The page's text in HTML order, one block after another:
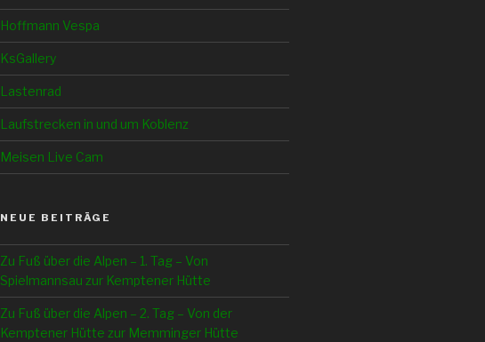
Hoffmann Vespa
KsGallery
Lastenrad
Laufstrecken in und um Koblenz
Meisen Live Cam
NEUE BEITRÄGE
Zu Fuß über die Alpen – 1. Tag – Von
Spielmannsau zur Kemptener Hütte
Zu Fuß über die Alpen – 2. Tag – Von der
Kemptener Hütte zur Memminger Hütte